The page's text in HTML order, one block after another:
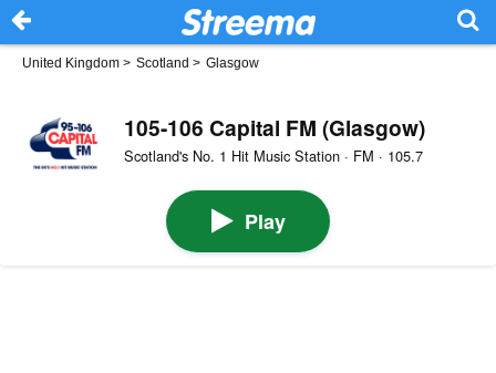
United Kingdom > Scotland > Glasgow
105-106 Capital FM (Glasgow)
Scotland's No. 1 Hit Music Station · FM · 105.7
Play